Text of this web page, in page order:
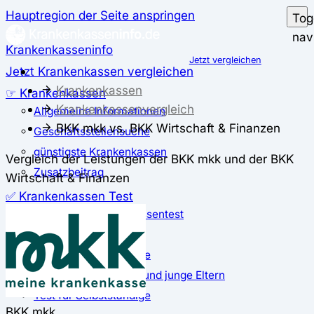
Hauptregion der Seite anspringen
Krankenkasseninfo
Jetzt Krankenkassen vergleichen
☞ Krankenkassen
Allgemeine Informationen
Geschäftsstellensuche
günstigste Krankenkassen
Zusatzbeitrag
✅ Krankenkassen Test
Der große Krankenkassentest
Test für Studierende
Test für Auszubildende
Test für Schwangere und junge Eltern
Test für Selbstständige
Jetzt vergleichen
Krankenkassen
Krankenkassenvergleich
BKK mkk vs. BKK Wirtschaft & Finanzen
Vergleich der Leistungen der BKK mkk und der BKK
Wirtschaft & Finanzen